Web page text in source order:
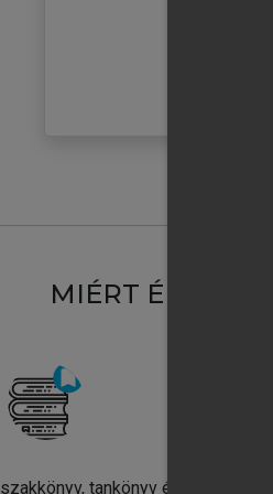
MIÉRT
szakkönyv, tankönyv és